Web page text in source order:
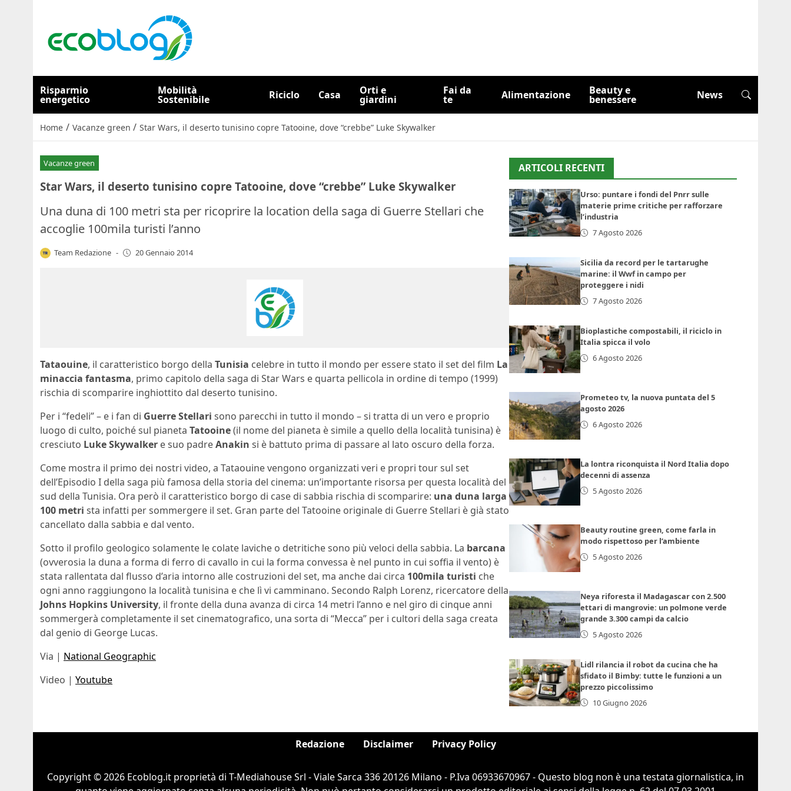
Risparmio
energetico
Mobilità
Sostenibile Riciclo Casa Orti e
giardini
Fai da
te Alimentazione Beauty e
benessere News
Home / Vacanze green / Star Wars, il deserto tunisino copre Tatooine, dove “crebbe” Luke Skywalker
Vacanze green
Star Wars, il deserto tunisino copre Tatooine, dove “crebbe” Luke Skywalker
Una duna di 100 metri sta per ricoprire la location della saga di Guerre Stellari che
accoglie 100mila turisti l’anno
Team Redazione - 20 Gennaio 2014
Tataouine, il caratteristico borgo della Tunisia celebre in tutto il mondo per essere stato il set del film La
minaccia fantasma, primo capitolo della saga di Star Wars e quarta pellicola in ordine di tempo (1999)
rischia di scomparire inghiottito dal deserto tunisino.
Per i “fedeli” – e i fan di Guerre Stellari sono parecchi in tutto il mondo – si tratta di un vero e proprio
luogo di culto, poiché sul pianeta Tatooine(il nome del pianeta è simile a quello della località tunisina) è
cresciuto Luke Skywalker e suo padreAnakin si è battuto prima di passare al lato oscuro della forza.
Come mostra il primo dei nostri video, a Tataouine vengono organizzati veri e propri tour sul set
dell’Episodio I della saga più famosa della storia del cinema: un’importante risorsa per questa località del
sud della Tunisia. Ora però il caratteristico borgo di case di sabbia rischia di scomparire: una duna larga
100 metri sta infatti per sommergere il set. Gran parte del Tatooine originale di Guerre Stellari è già stato
cancellato dalla sabbia e dal vento.
Sotto il profilo geologico solamente le colate laviche o detritiche sono più veloci della sabbia. La barcana
(ovverosia la duna a forma di ferro di cavallo in cui la forma convessa è nel punto in cui soffia il vento) è
stata rallentata dal flusso d’aria intorno alle costruzioni del set, ma anche dai circa 100mila turisti che
ogni anno raggiungono la località tunisina e che lì vi camminano. Secondo Ralph Lorenz, ricercatore della
Johns Hopkins University, il fronte della duna avanza di circa 14 metri l’anno e nel giro di cinque anni
sommergerà completamente il set cinematografico, una sorta di “Mecca” per i cultori della saga creata
dal genio di George Lucas.
Via | National Geographic
Video | Youtube
ARTICOLI RECENTI
Urso: puntare i fondi del Pnrr sulle
materie prime critiche per rafforzare
l’industria
7 Agosto 2026
Sicilia da record per le tartarughe
marine: il Wwf in campo per
proteggere i nidi
7 Agosto 2026
Bioplastiche compostabili, il riciclo in
Italia spicca il volo
6 Agosto 2026
Prometeo tv, la nuova puntata del 5
agosto 2026
6 Agosto 2026
La lontra riconquista il Nord Italia dopo
decenni di assenza
5 Agosto 2026
Beauty routine green, come farla in
modo rispettoso per l’ambiente
5 Agosto 2026
Neya riforesta il Madagascar con 2.500
ettari di mangrovie: un polmone verde
grande 3.300 campi da calcio
5 Agosto 2026
Lidl rilancia il robot da cucina che ha
sfidato il Bimby: tutte le funzioni a un
prezzo piccolissimo
10 Giugno 2026
Redazione Disclaimer Privacy Policy
Copyright © 2026 Ecoblog.it proprietà di T-Mediahouse Srl - Viale Sarca 336 20126 Milano - P.Iva 06933670967 - Questo blog non è una testata giornalistica, in